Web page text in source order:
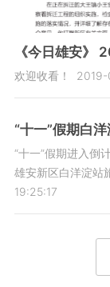
《今日雄安》
欢迎收看！
“十一”假期白
“十一”假期进入倒
雄安新区白洋淀站
19:25:17